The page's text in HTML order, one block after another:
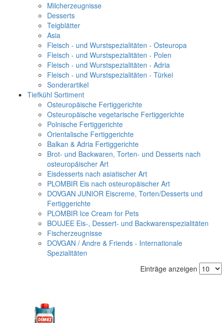
Milcherzeugnisse
Desserts
Teigblätter
Asia
Fleisch - und Wurstspezialitäten - Osteuropa
Fleisch - und Wurstspezialitäten - Polen
Fleisch - und Wurstspezialitäten - Adria
Fleisch - und Wurstspezialitäten - Türkei
Sonderartikel
Tiefkühl Sortiment
Osteuropäische Fertiggerichte
Osteuropäische vegetarische Fertiggerichte
Polnische Fertiggerichte
Orientalische Fertiggerichte
Balkan & Adria Fertiggerichte
Brot- und Backwaren, Torten- und Desserts nach
osteuropäischer Art
Eisdesserts nach asiatischer Art
PLOMBIR Eis nach osteuropäischer Art
DOVGAN JUNIOR Eiscreme, Torten/Desserts und
Fertiggerichte
PLOMBIR Ice Cream for Pets
BOUJEE Eis-, Dessert- und Backwarenspezialitäten
Fischerzeugnisse
DOVGAN / Andre & Friends - Internationale
Spezialitäten
Einträge anzeigen